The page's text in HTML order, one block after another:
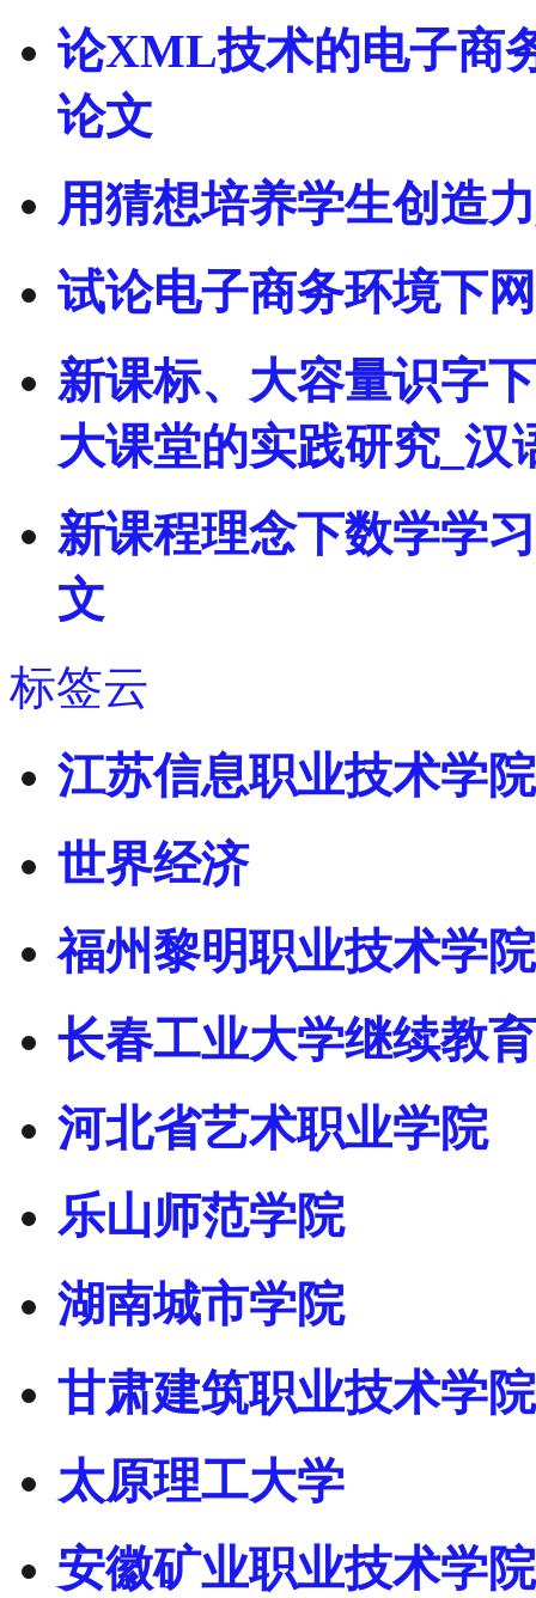
论XML技术的电子商
论文
用猜想培养学生创造
试论电子商务环境下
新课标、大容量识字
大课堂的实践研究_汉
新课程理念下数学学
文
标签云
江苏信息职业技术学院
世界经济
福州黎明职业技术学院
长春工业大学继续教
河北省艺术职业学院
乐山师范学院
湖南城市学院
甘肃建筑职业技术学院
太原理工大学
安徽矿业职业技术学院